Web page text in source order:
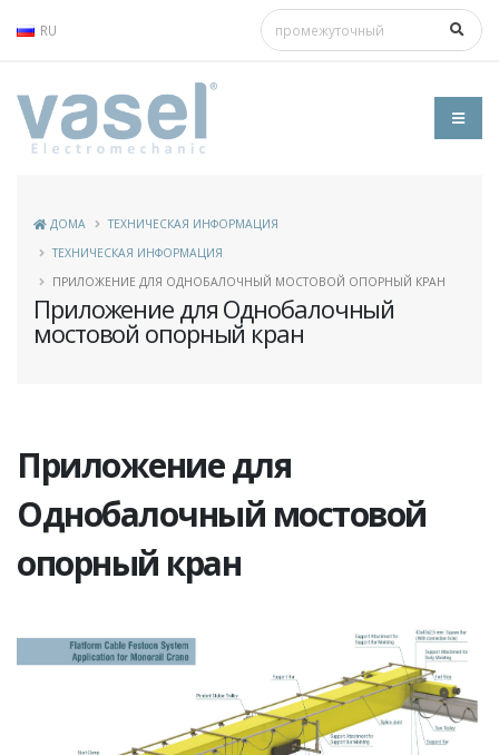
RU
Приложение для Однобалочный
мостовой опорный кран
ДОМА
ТЕХНИЧЕСКАЯ ИНФОРМАЦИЯ
ТЕХНИЧЕСКАЯ ИНФОРМАЦИЯ
ПРИЛОЖЕНИЕ ДЛЯ ОДНОБАЛОЧНЫЙ МОСТОВОЙ ОПОРНЫЙ КРАН
Приложение для
Однобалочный мостовой
опорный кран